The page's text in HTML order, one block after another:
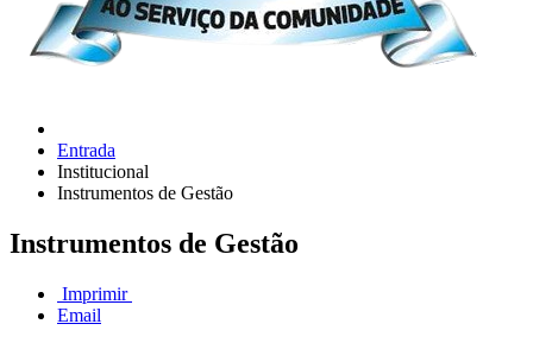
Entrada
Institucional
Instrumentos de Gestão
Instrumentos de Gestão
Imprimir
Email